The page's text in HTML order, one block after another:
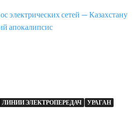
электрических сетей — Казахстану
апокалипсис
ЛИНИИ ЭЛЕКТРОПЕРЕДАЧ
УРАГАН